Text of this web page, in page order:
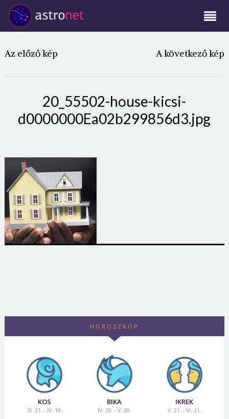
Az előző kép A következő kép
20_55502-house-kicsi-
d0000000Ea02b299856d3.jpg
HOROSZKÓP
KOS
III. 21. - IV. 19.
BIKA
IV. 20. - V. 20.
IKREK
V. 21. - VI. 21.